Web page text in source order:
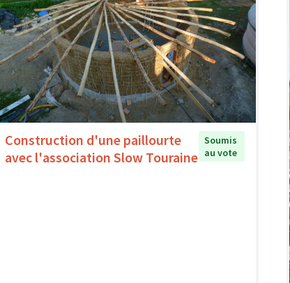
Construction d'une paillourte
avec l'association Slow Touraine
Soumis
au vote